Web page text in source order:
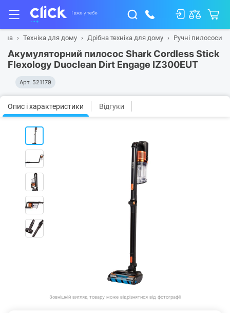
Техніка для дому Дрібна техніка для дому Ручні пилососи
Акумуляторний пилосос Shark Cordless Stick
Flexology Duoclean Dirt Engage IZ300EUT
Арт. 521179
Опис і характеристики Відгуки
Зовнішній вигляд товару може відрізнятися від фотографії